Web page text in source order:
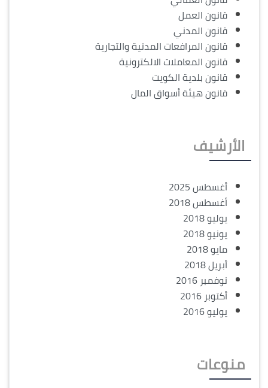
قانون العمل
قانون المدني
قانون المرافعات المدنية والتجارية
قانون المعاملات الالكترونية
قانون بلدية الكويت
قانون هيئة أسواق المال
الأرشيف
أغسطس 2025
أغسطس 2018
يوليو 2018
يونيو 2018
مايو 2018
أبريل 2018
نوفمبر 2016
أكتوبر 2016
يوليو 2016
منوعات